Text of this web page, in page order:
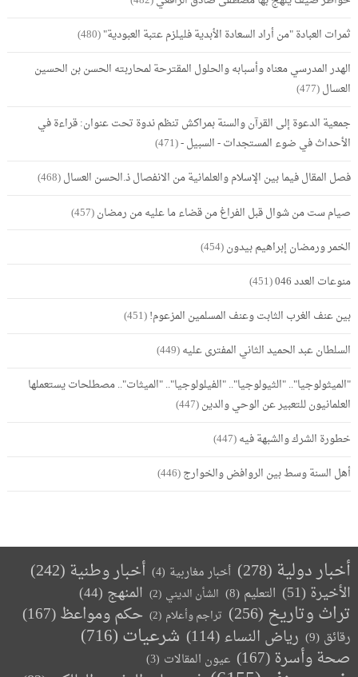
ثمرات العبادة "من أراد السعادة الأبدية فليلزم عتبة العبودية"(480)
الهدر المدرسي معناه وأسبابه والحلول المقترحة لمحاربته الحسن بن الحسين
العسال(477)
جمعية الدعوة إلى القرآن والسنة بمراكش تنظم ندوة تحت عنوان: قراءة في
الأحداث في ضوء المستجدات - السبيل -(471)
فصل المقال فيما بين الإسلام والعلمانية من الانفصال ذ.الحسن العسال(468)
صيام ست من شوال قبل الفراغ من قضاء ما عليه من رمضان(457)
الخمر ورمضان إبراهيم بيدون(454)
منوعات العدد 046
(451)
بين عنف الغرب الثابت وعنف المسلمين المزعوم!(451)
السلطان عبد الحميد الثاني المفترى عليه(449)
"الميثولوجيا".. "الثيولوجيا".. "الفيلولوجيا".. "الميثات".. مصطلحات يستعملها
العلمانيون للتعبير عن الوحي والدين(447)
خطورة الشرك والشبهة فيه(447)
أهل السنة وسط بين الروافض والخوارج(446)
أخبار دولية (278) أخبار مغاربية (4) أخبار وطنية(242)
الأخيرة (51) التعليم (8) الشأن الديني (2) المنهج (44)
تراث وتاريخ(256) تراجم وأعلام (2) حكم ومواعظ(167)
رقائق (9) رياض النساء(114) شرعيات(716)
صحة وأسرة(167) عيون المقالات (3)